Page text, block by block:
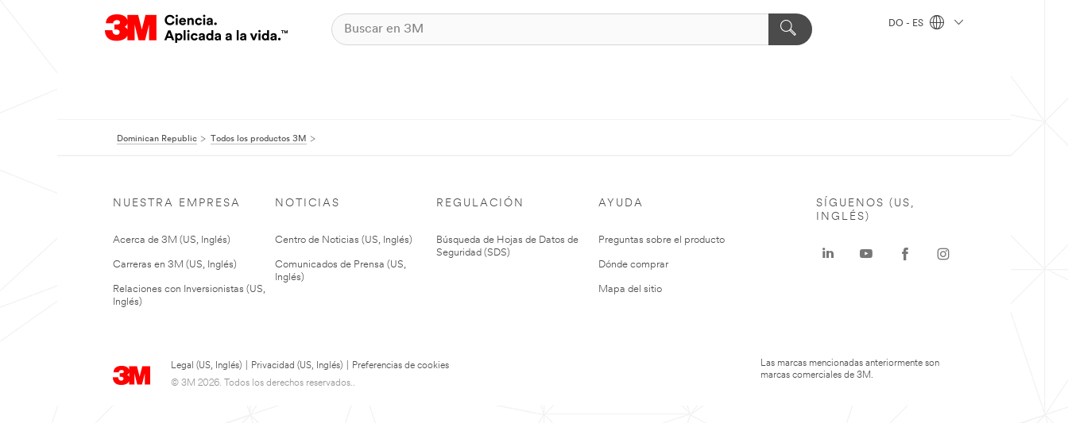
DO - ES
Dominican Republic Todos los productos 3M
NUESTRA EMPRESA
Acerca de 3M (US, Inglés)
Carreras en 3M (US, Inglés)
Relaciones con Inversionistas (US,
Inglés)
NOTICIAS
Centro de Noticias (US, Inglés)
Comunicados de Prensa (US,
Inglés)
REGULACIÓN
Búsqueda de Hojas de Datos de
Seguridad (SDS)
AYUDA
Preguntas sobre el producto
Dónde comprar
Mapa del sitio
Legal (US, Inglés) Privacidad (US, Inglés)
Preferencias de cookies
© 3M 2026. Todos los derechos reservados..
SÍGUENOS (US,
INGLÉS)
Las marcas mencionadas anteriormente son
marcas comerciales de 3M.